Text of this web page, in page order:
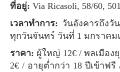
ที่อยู่: Via Ricasoli, 58/60,
เวลาทำการ: วันอังคารถึงวั
ทุกวันจันทร์ วันที่ 1 มกราค
ราคา: ผู้ใหญ่ 12€ / พลเมือง
2€ / อายุต่ำกว่า 18 ปีเข้าฟ